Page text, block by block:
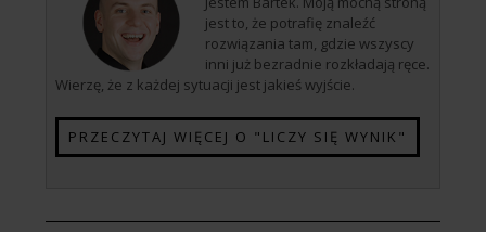
jest to, że potrafię znaleźć
rozwiązania tam, gdzie wszyscy
inni już bezradnie rozkładają ręce.
Wierzę, że z każdej sytuacji jest jakieś wyjście.
PRZECZYTAJ WIĘCEJ O "LICZY SIĘ WYNIK"